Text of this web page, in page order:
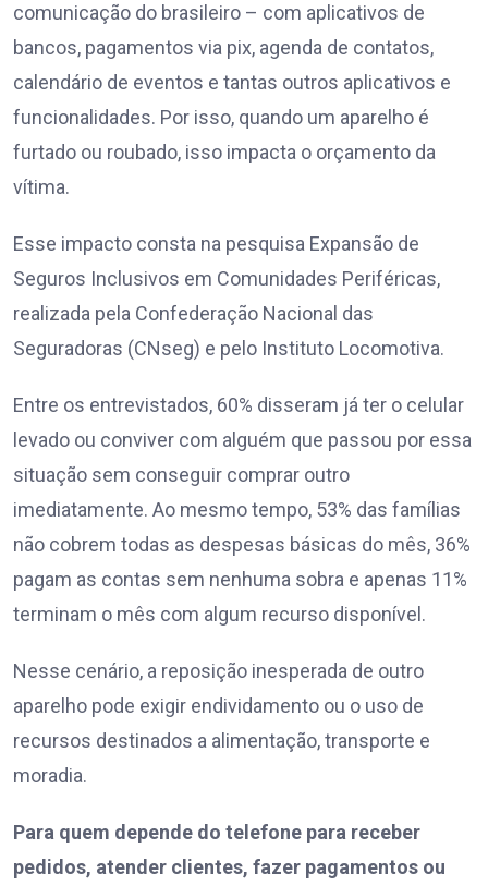
comunicação do brasileiro – com aplicativos de
bancos, pagamentos via pix, agenda de contatos,
calendário de eventos e tantas outros aplicativos e
funcionalidades. Por isso, quando um aparelho é
furtado ou roubado, isso impacta o orçamento da
vítima.
Esse impacto consta na pesquisa Expansão de
Seguros Inclusivos em Comunidades Periféricas,
realizada pela Confederação Nacional das
Seguradoras (CNseg) e pelo Instituto Locomotiva.
Entre os entrevistados, 60% disseram já ter o celular
levado ou conviver com alguém que passou por essa
situação sem conseguir comprar outro
imediatamente. Ao mesmo tempo, 53% das famílias
não cobrem todas as despesas básicas do mês, 36%
pagam as contas sem nenhuma sobra e apenas 11%
terminam o mês com algum recurso disponível.
Nesse cenário, a reposição inesperada de outro
aparelho pode exigir endividamento ou o uso de
recursos destinados a alimentação, transporte e
moradia.
Para quem depende do telefone para receber
pedidos, atender clientes, fazer pagamentos ou